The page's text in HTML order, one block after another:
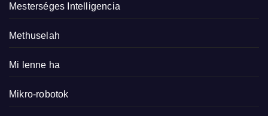
Mesterséges Intelligencia
Methuselah
Mi lenne ha
Mikro-robotok